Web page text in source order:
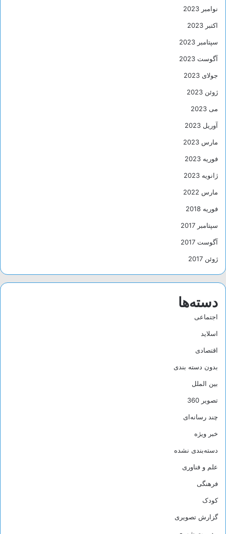
نوامبر 2023
اکتبر 2023
سپتامبر 2023
آگوست 2023
جولای 2023
ژوئن 2023
می 2023
آوریل 2023
مارس 2023
فوریه 2023
ژانویه 2023
مارس 2022
فوریه 2018
سپتامبر 2017
آگوست 2017
ژوئن 2017
دسته‌ها
اجتماعی
اسلاید
اقتصادی
بدون دسته بندی
بین الملل
تصویر 360
چند رسانه‌ای
خبر ویژه
دسته‌بندی نشده
علم و فناوری
فرهنگی
کودک
گزارش تصویری